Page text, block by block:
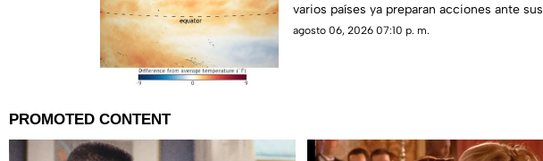
varios países ya preparan acciones ante sus
posibles efectos.
agosto 06, 2026 07:10 p. m.